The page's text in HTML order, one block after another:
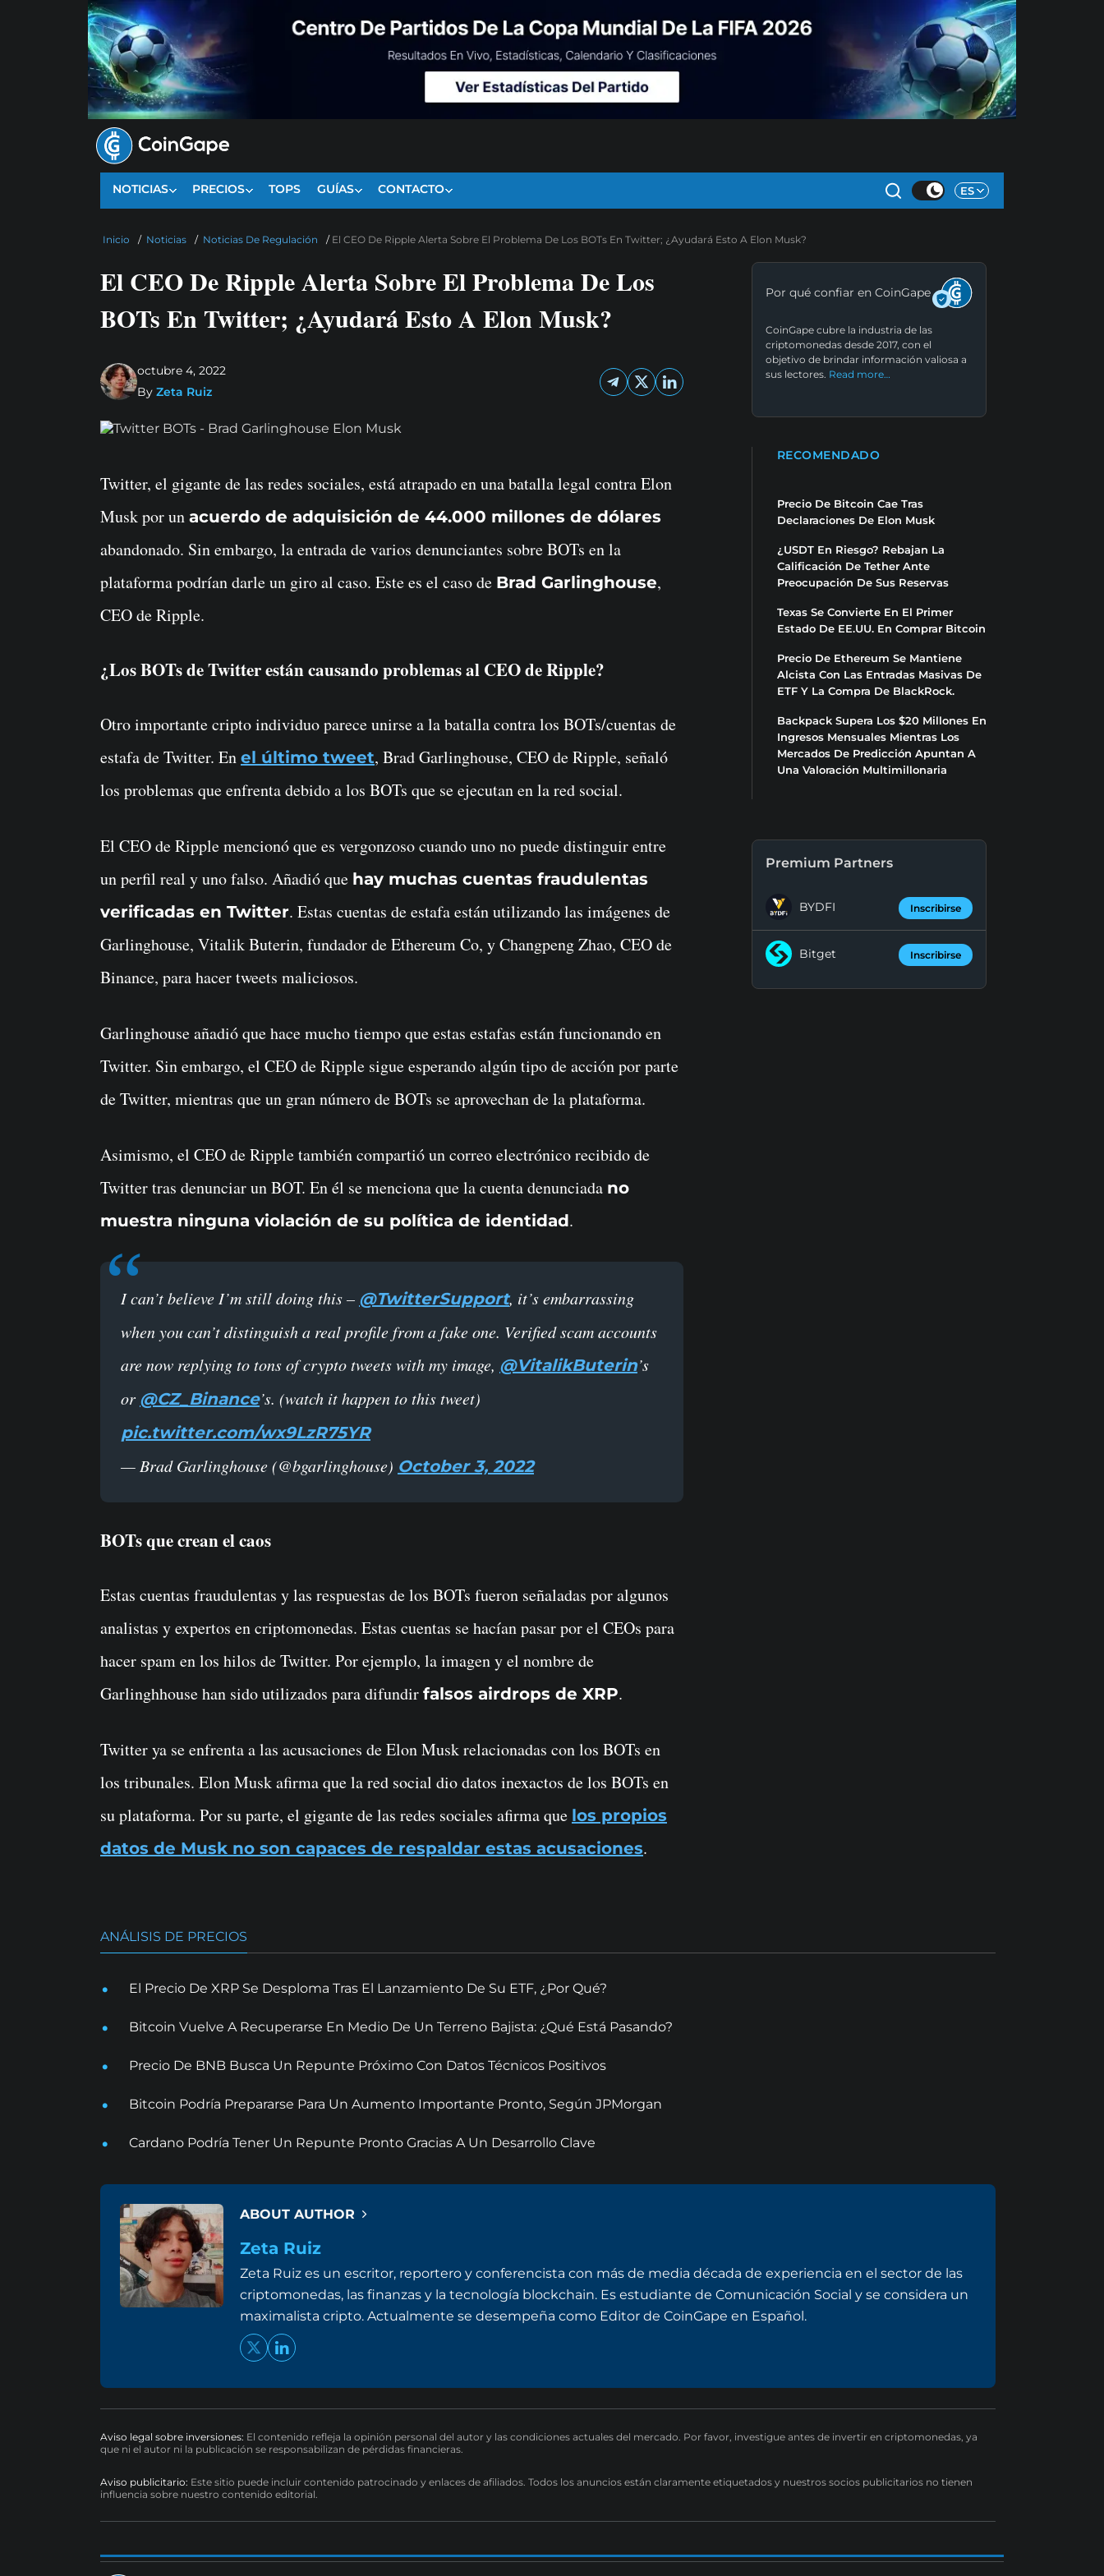
NOTICIAS PRECIOS TOPS GUÍAS CONTACTO ES
Inicio / Noticias / Noticias De Regulación / El CEO De Ripple Alerta Sobre El Problema De Los BOTs En Twitter; ¿Ayudará Esto A Elon Musk?
El CEO De Ripple Alerta Sobre El Problema De Los
BOTs En Twitter; ¿Ayudará Esto A Elon Musk?
octubre 4, 2022
By Zeta Ruiz
Twitter, el gigante de las redes sociales, está atrapado en una batalla legal contra Elon
Musk por un acuerdo de adquisición de 44.000 millones de dólares
abandonado. Sin embargo, la entrada de varios denunciantes sobre BOTs en la
plataforma podrían darle un giro al caso. Este es el caso de Brad Garlinghouse,
CEO de Ripple.
¿Los BOTs de Twitter están causando problemas al CEO de Ripple?
Otro importante cripto individuo parece unirse a la batalla contra los BOTs/cuentas de
estafa de Twitter. En el último tweet, Brad Garlinghouse, CEO de Ripple, señaló
los problemas que enfrenta debido a los BOTs que se ejecutan en la red social.
El CEO de Ripple mencionó que es vergonzoso cuando uno no puede distinguir entre
un perfil real y uno falso. Añadió que hay muchas cuentas fraudulentas
verificadas en Twitter. Estas cuentas de estafa están utilizando las imágenes de
Garlinghouse, Vitalik Buterin, fundador de Ethereum Co, y Changpeng Zhao, CEO de
Binance, para hacer tweets maliciosos.
Garlinghouse añadió que hace mucho tiempo que estas estafas están funcionando en
Twitter. Sin embargo, el CEO de Ripple sigue esperando algún tipo de acción por parte
de Twitter, mientras que un gran número de BOTs se aprovechan de la plataforma.
Asimismo, el CEO de Ripple también compartió un correo electrónico recibido de
Twitter tras denunciar un BOT. En él se menciona que la cuenta denunciada no
muestra ninguna violación de su política de identidad.
I can’t believe I’m still doing this – @TwitterSupport, it’s embarrassing
when you can’t distinguish a real profile from a fake one. Verified scam accounts
are now replying to tons of crypto tweets with my image, @VitalikButerin’s
or @CZ_Binance’s. (watch it happen to this tweet)
pic.twitter.com/wx9LzR75YR
— Brad Garlinghouse (@bgarlinghouse) October 3, 2022
BOTs que crean el caos
Estas cuentas fraudulentas y las respuestas de los BOTs fueron señaladas por algunos
analistas y expertos en criptomonedas. Estas cuentas se hacían pasar por el CEOs para
hacer spam en los hilos de Twitter. Por ejemplo, la imagen y el nombre de
Garlinghhouse han sido utilizados para difundir falsos airdrops de XRP.
Twitter ya se enfrenta a las acusaciones de Elon Musk relacionadas con los BOTs en
los tribunales. Elon Musk afirma que la red social dio datos inexactos de los BOTs en
su plataforma. Por su parte, el gigante de las redes sociales afirma que los propios
datos de Musk no son capaces de respaldar estas acusaciones.
Por qué confiar en CoinGape
CoinGape cubre la industria de las
criptomonedas desde 2017, con el
objetivo de brindar información valiosa a
sus lectores. Read more…
RECOMENDADO
Precio De Bitcoin Cae Tras
Declaraciones De Elon Musk
¿USDT En Riesgo? Rebajan La
Calificación De Tether Ante
Preocupación De Sus Reservas
Texas Se Convierte En El Primer
Estado De EE.UU. En Comprar Bitcoin
Precio De Ethereum Se Mantiene
Alcista Con Las Entradas Masivas De
ETF Y La Compra De BlackRock.
Backpack Supera Los $20 Millones En
Ingresos Mensuales Mientras Los
Mercados De Predicción Apuntan A
Una Valoración Multimillonaria
Premium Partners
BYDFI Inscribirse
Bitget Inscribirse
ANÁLISIS DE PRECIOS
El Precio De XRP Se Desploma Tras El Lanzamiento De Su ETF, ¿Por Qué?
Bitcoin Vuelve A Recuperarse En Medio De Un Terreno Bajista: ¿Qué Está Pasando?
Precio De BNB Busca Un Repunte Próximo Con Datos Técnicos Positivos
Bitcoin Podría Prepararse Para Un Aumento Importante Pronto, Según JPMorgan
Cardano Podría Tener Un Repunte Pronto Gracias A Un Desarrollo Clave
ABOUT AUTHOR
Zeta Ruiz
Zeta Ruiz es un escritor, reportero y conferencista con más de media década de experiencia en el sector de las
criptomonedas, las finanzas y la tecnología blockchain. Es estudiante de Comunicación Social y se considera un
maximalista cripto. Actualmente se desempeña como Editor de CoinGape en Español.
Aviso legal sobre inversiones: El contenido refleja la opinión personal del autor y las condiciones actuales del mercado. Por favor, investigue antes de invertir en criptomonedas, ya
que ni el autor ni la publicación se responsabilizan de pérdidas financieras.
Aviso publicitario: Este sitio puede incluir contenido patrocinado y enlaces de afiliados. Todos los anuncios están claramente etiquetados y nuestros socios publicitarios no tienen
influencia sobre nuestro contenido editorial.